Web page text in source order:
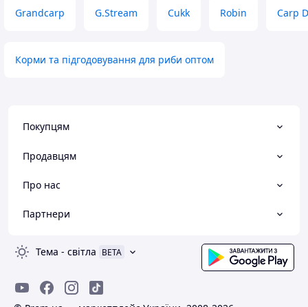
Grandcarp G.Stream Cukk Robin Carp
Корми та підгодовування для риби оптом
Покупцям
Продавцям
Про нас
Партнери
Тема - світла BETA